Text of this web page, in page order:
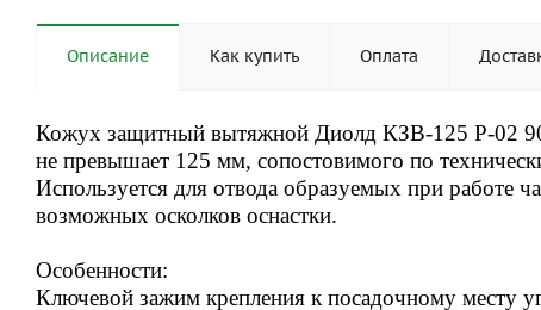
Описание Как купить Оплата
Кожух защитный вытяжной Диолд КЗВ-125 Р-02
не превышает 125 мм, сопостовимого по
Используется для отвода образуемых при работе
возможных осколков оснастки.
Особенности:
Ключевой зажим крепления к посадочному месту